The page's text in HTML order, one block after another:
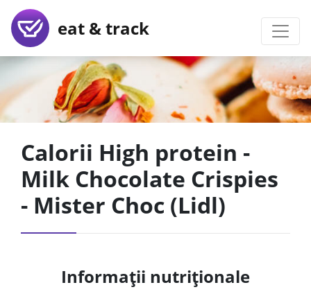
eat & track
Calorii High protein -
Milk Chocolate Crispies
- Mister Choc (Lidl)
Informații nutriționale